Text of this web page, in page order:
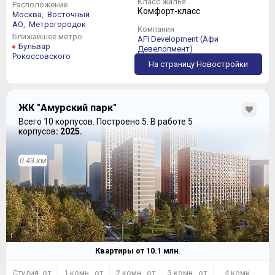
транспортная доступность
парковые зоны в пешей доступности
добротный конструктив
приемлемые сроки
отделка по желанию
подземный паркинг
ПРОТИВ
нет лоджий и балконов
пока есть промзона
Расположение
Москва,
Восточный
АО,
Метрогородок
Ближайшее метро
Бульвар
Рокоссовского
Комфорт-класс
Компания
AFI Development (Афи
Девелопмент)
На страницу Новостройки
ЖК "Амурский парк"
Всего 10 корпусов. Построено 5. В работе 5
корпусов: 2025.
0.43 км
Квартиры от 10.1 млн.
Студия от
1 комн. от
2 комн. от
3 комн. от
4 комн.